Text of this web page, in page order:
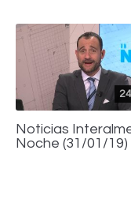
Noticias
Noche (31/01/19)